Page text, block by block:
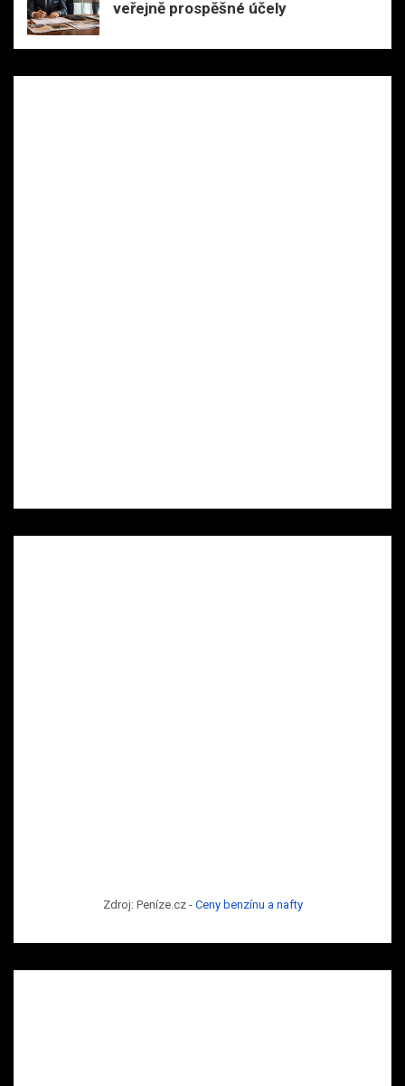
veřejně prospěšné účely
Zdroj: Peníze.cz - Ceny benzínu a nafty